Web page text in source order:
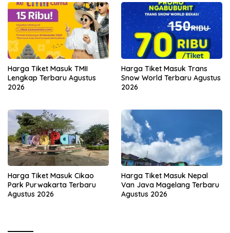
Harga Tiket Masuk TMII
Lengkap Terbaru Agustus
2026
Harga Tiket Masuk Trans
Snow World Terbaru Agustus
2026
Harga Tiket Masuk Cikao
Park Purwakarta Terbaru
Agustus 2026
Harga Tiket Masuk Nepal
Van Java Magelang Terbaru
Agustus 2026